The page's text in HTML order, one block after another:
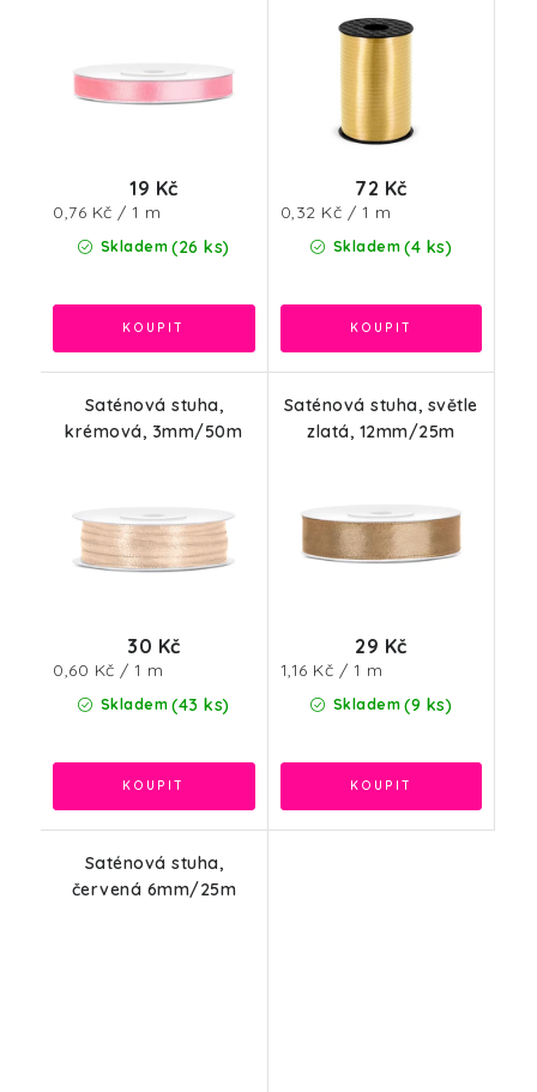
Skladem (26 ks)
19 Kč
Měrná
cena:
0,76 Kč / 1 m
Skladem (4 ks)
72 Kč
Měrná
cena:
0,32 Kč / 1 m
Saténová stuha,
krémová, 3mm/50m
Skladem (43 ks)
30 Kč
Měrná
cena:
0,60 Kč / 1 m
Saténová stuha, světle
zlatá, 12mm/25m
Skladem (9 ks)
29 Kč
Měrná
cena:
1,16 Kč / 1 m
Saténová stuha,
červená 6mm/25m